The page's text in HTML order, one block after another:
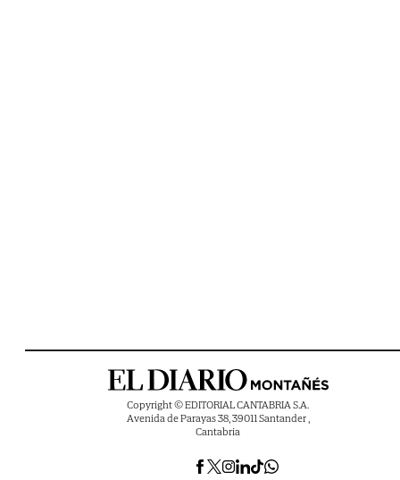
Copyright © EDITORIAL CANTABRIA S.A.
Avenida de Parayas 38, 39011 Santander ,
Cantabria